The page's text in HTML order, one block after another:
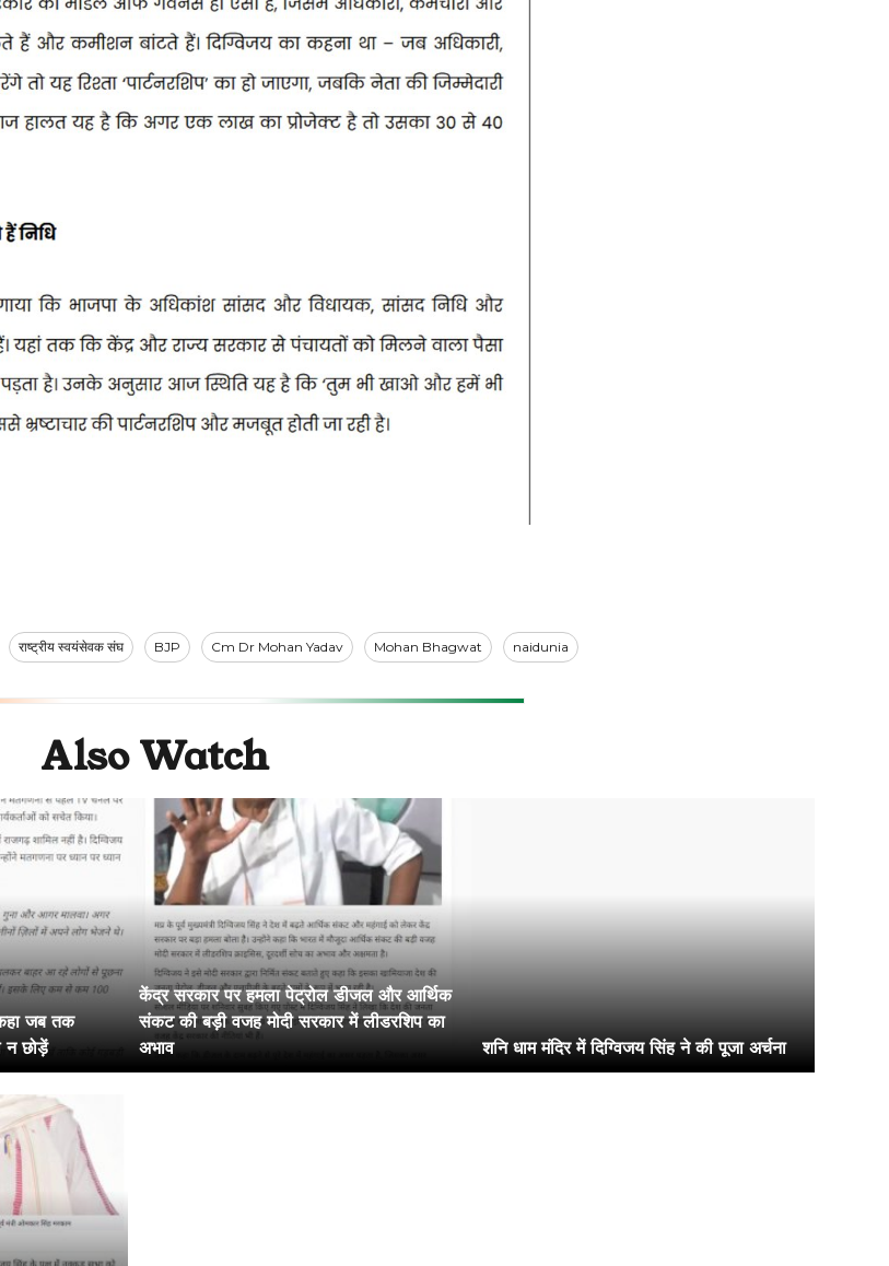
राष्ट्रीय स्वयंसेवक संघ BJP Cm Dr Mohan Yadav Mohan Bhagwat naidunia
Also Watch
जब तक
न छोड़ें
केंद्र सरकार पर हमला पेट्रोल डीजल और आर्थिक
संकट की बड़ी वजह मोदी सरकार में लीडरशिप का
अभाव
शनि धाम मंदिर में दिग्विजय सिंह ने की पूजा अर्चना